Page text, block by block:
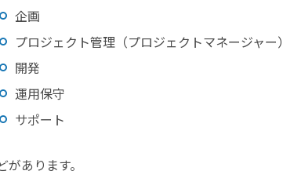
企画
プロジェクト管理（プロジェクトマネージャー）
開発
運用保守
サポート
があります。